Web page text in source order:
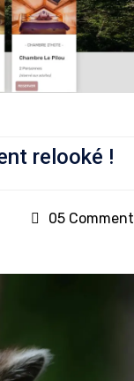
relooké !
05 Comment